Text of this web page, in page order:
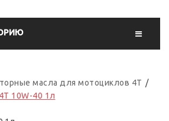
масла для мотоциклов 4T
10W-40 1л